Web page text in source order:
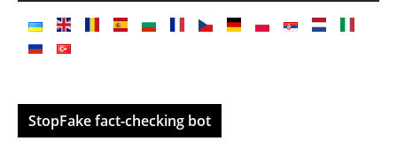
StopFake fact-checking bot